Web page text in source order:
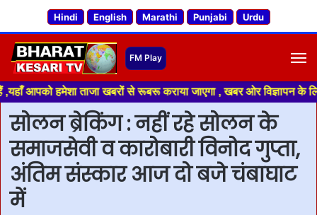
Hindi English Marathi Punjabi Urdu
हमेशा ताजा खबरों से रूबरू कराया जाएगा , खबर ओर विज्ञापन के लिए
सोलन ब्रेकिंग : नहीं रहे सोलन के
समाजसेवी व कारोबारी विनोद गुप्ता,
अंतिम संस्कार आज दो बजे चंबाघाट
में